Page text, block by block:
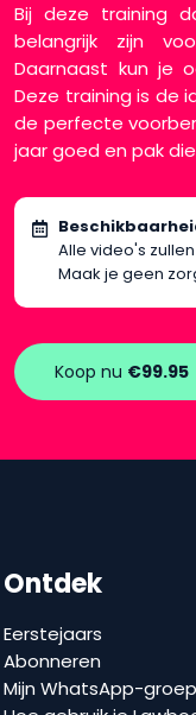
Bij deze training
belangrijk zijn
Daarnaast kun je
Deze training is de
de perfecte
jaar goed en pak
Alle video's
Maak je geen
Koop nu €99.95
Ontdek
Eerstejaars
Abonneren
Mijn WhatsApp-groep